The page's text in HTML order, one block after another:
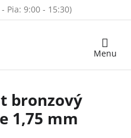
Nákupný
bronzový
1,75 mm